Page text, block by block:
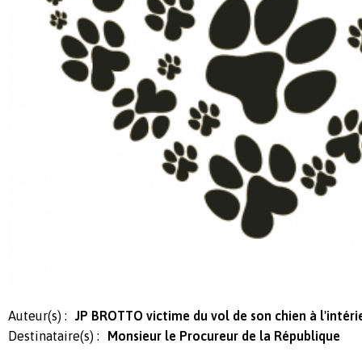
Auteur(s) :
JP BROTTO victime du vol de son chien à
Destinataire(s) :
Monsieur le Procureur de la République